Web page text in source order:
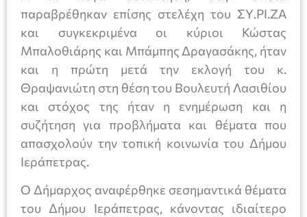
παραβρέθηκαν επίσης στελέχη του ΣΥ.ΡΙ.ΖΑ
και συγκεκριμένα οι κύριοι Κώστας
Μπαλοθιάρης και Μπάμπης Δραγασάκης, ήταν
και η πρώτη μετά την εκλογή του κ.
Θραψανιώτη στη θέση του Βουλευτή Λασιθίου
και στόχος της ήταν η ενημέρωση και η
συζήτηση για προβλήματα και θέματα που
απασχολούν την τοπική κοινωνία του Δήμου
Ιεράπετρας.
Ο Δήμαρχος αναφέρθηκε σεσημαντικά θέματα
του Δήμου Ιεράπετρας, κάνοντας ιδιαίτερο